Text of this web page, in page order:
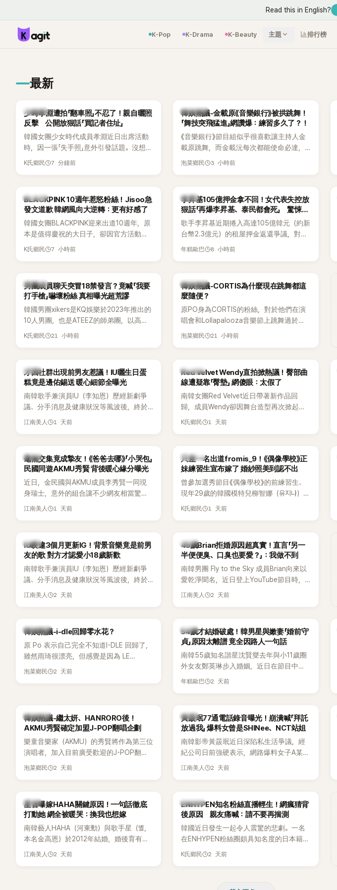
Read this in English?
K-Pop K-Drama K-Beauty 主題 排行榜
最新
K-POP
少時孝淵遭拍「翻車照」不忍了！親自曬照
反擊 公開放狠話「買記者住址」
韓國女團少女時代成員孝淵近日出席活動
時，因一張「失手照」意外引發話題。沒想到
她本人看到照片後，不但沒有生氣，反而
K氏鄉民 7 分鐘前
熱議討論
韓娛熱議-金載原《音樂銀行》被拱跳舞！
「舞技突飛猛進」網讚爆：練習多久了？！
《音樂銀行》節目組似乎很喜歡讓主持人金
載原跳舞，而金載沅每次都能使命必達，
甚至舞技還進步不少。觀眾們也發現製作
泡菜鄉民 3 小時前
K-POP
BLACKPINK 10週年惹怒粉絲！Jisoo急
發文道歉 韓網風向大逆轉：更有好感了
韓國女團BLACKPINK迎來出道10週年，原
本是值得慶祝的大日子，卻因官方活動安
排引發粉絲不滿，甚至傳出有人持高爾夫
K氏鄉民 7 小時前
韓星
李昇基105億押金拿不回！女代表失控放
狠話「再爆李昇基、泰民都會死」 驚悚錄
音流出
歌手李昇基近期捲入高達105億韓元（約新
台幣2.3億元）的租屋押金返還爭議，對象
正是演藝企劃公司One Hundred Label代
部死掉」等激烈言論，引發外界譁然。
年糕歐巴 8 小時前
K-POP
男團成員聊天突冒18禁發言？竟喊「我要
打手槍」嚇壞粉絲 真相曝光超荒謬
韓國男團xikers是KQ娛樂於2023年推出的
10人男團，也是ATEEZ的師弟團，以高完
成度舞台、充滿爆發力的表演及Hip-Hop
力。
K氏鄉民 21 小時前
熱議討論
韓娛熱議-CORTIS為什麼現在跳舞都這
麼隨便？
原PO身為CORTIS的粉絲，對於他們在演
唱會和Lollapalooza音樂節上跳舞過於隨
便感到不滿，認為舞蹈是他們走紅的重要
泡菜鄉民 21 小時前
韓星
才因社群出現前男友惹議！IU曬生日蛋
糕竟是邊佑錫送 暖心細節全曝光
南韓歌手兼演員IU（李知恩）歷經新劇爭
議、分手消息及健康狀況等風波後，終於
睽違3個月更新社群平台，一口氣曬出20
尖網友發現暗藏玄機，在韓網引發兩波討
論。
江南美人 1 天前
K-POP
Red Velvet Wendy直拍掀熱議！臀部曲
線遭疑靠「臀墊」 網傻眼：太假了
南韓女團Red Velvet近日帶著新作品回
歸，成員Wendy卻因舞台造型再次掀起討
論。她日前才因暴瘦身形受到外界關注，
K氏鄉民 1 天前
韓星
毫無交集竟成摯友！《爸爸去哪》「小哭包」
民國同遊AKMU秀賢 背後暖心緣分曝光
近日，金民國與AKMU成員李秀賢一同現
身瑞士，意外的組合讓不少網友相當驚
訝。兩人過去幾乎沒有公開交集，如今卻
江南美人 1 天前
K-POP
只差一名出道fromis_9！《偶像學校》正
妹練習生宣布嫁了 婚紗照美到認不出
曾參加選秀節目《偶像學校》的前練習生、
現年29歲的韓國模特兒柳智娜（유지나），
近日無預警在社群平台公開一系列婚紗
K氏鄉民 1 天前
韓星
IU睽違3個月更新IG！背景音樂竟是前男
友的歌 對方才認愛小18歲新歡
南韓歌手兼演員IU（李知恩）歷經新劇爭
議、分手消息及健康狀況等風波後，終於
睽違3個月更新社群平台，一口氣曬出20
音樂，意外掀起韓網討論。
江南美人 2 天前
韓星
45歲Brian拒婚原因超真實！直言「另一
半便便臭、口臭也要愛？」：我做不到
南韓男團 Fly to the Sky 成員Brian向來以
愛乾淨聞名，近日登上YouTube節目時，
再度談到自己的婚姻觀，直言無法理解「連
江南美人 2 天前
熱議討論
韓娛熱議-i-dle回歸零水花？
原 Po 表示自己完全不知道I-DLE 回歸了，
雖然雨琦很漂亮，但感覺是因為 LE
SSERAFIM 和 aespa 佔據了市場。
泡菜鄉民 2 天前
韓星
54歲才結婚破處！韓男星與嫩妻「婚前守
貞」原因太離譜 竟全因路人一句話
南韓55歲知名諧星沈賢燮去年與小11歲圈
外女友鄭英琳步入婚姻，近日在節目中分
享與妻子的戀愛故事，笑稱兩人原本想享
前一直堅守「婚前守貞」的原因之一。
年糕歐巴 2 天前
熱議討論
韓娛熱議-繼太妍、HANRORO後！
AKMU秀賢確定加盟J-POP翻唱企劃
樂童音樂家（AKMU）的秀賢將作為第三位
演唱者，加入目前廣受歡迎的J-POP翻唱
企劃。繼太妍和Hanroro之後，秀賢已獲
泡菜鄉民 2 天前
韓星
黃晸珉77通電話錄音曝光！崩潰喊「拜託
放過我」 爆料女曾是SHINee、NCT站姐
南韓影帝黃晸珉近日深陷私生活爭議，經
紀公司日前強硬表示，網路爆料女子A某涉
嫌長期跟蹤黃晸珉，已正式採取法律行
的單方面騷擾。如今，韓媒《Dispatch》再
曝光雙方77通電話的錄音內容，而A也首
度承認自己過去曾是SHINee、NCT等偶像
團體的「站姐」，事件持續延燒。
江南美人 2 天前
韓星
星首曝嫁HAHA關鍵原因！一句話徹底
打動她 網全被暖哭：換我也想嫁
南韓藝人HAHA（河東勳）與歌手星（별，
本名金高恩）於2012年結婚，婚後育有兩
子一女，一家五口生活幸福美滿，也是韓
江南美人 2 天前
K-POP
ENHYPEN知名粉絲直播輕生！網瘋猜背
後原因 親友痛喊：請不要再揣測
韓國近日發生一起令人震驚的悲劇。一名
在ENHYPEN粉絲圈頗具知名度的日本籍女
粉絲，日前在TikTok直播期間輕生，最終
K氏鄉民 2 天前